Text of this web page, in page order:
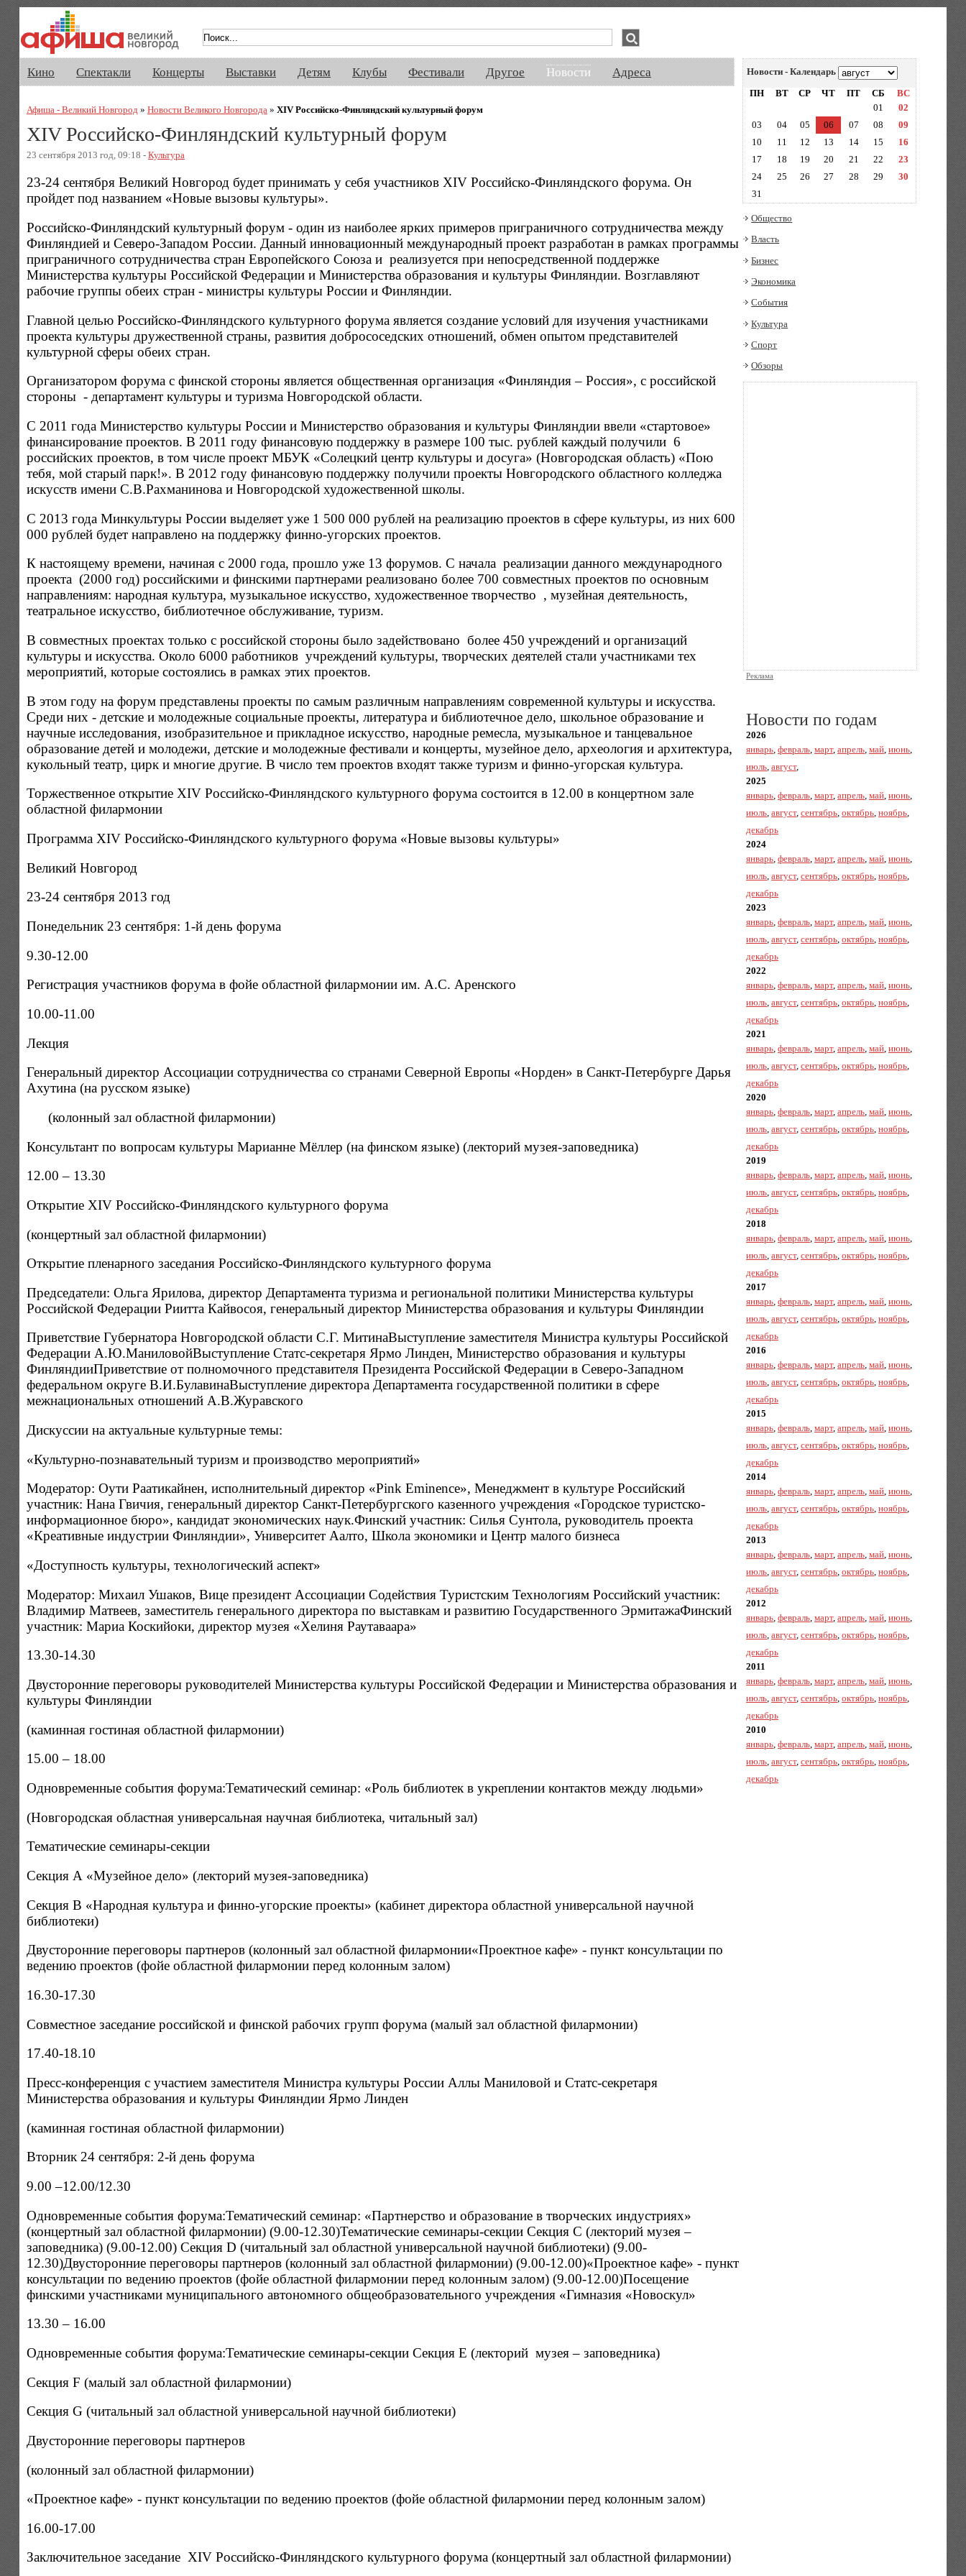
Кино Спектакли Концерты Выставки Детям Клубы Фестивали Другое Новости Адреса
Афиша - Великий Новгород » Новости Великого Новгорода » XIV Российско-Финляндский культурный форум
XIV Российско-Финляндский культурный форум
23 сентября 2013 год, 09:18 - Культура
23-24 сентября Великий Новгород будет принимать у себя участников XIV Российско-Финляндского форума. Он
пройдет под названием «Новые вызовы культуры».
Российско-Финляндский культурный форум - один из наиболее ярких примеров приграничного сотрудничества между
Финляндией и Северо-Западом России. Данный инновационный международный проект разработан в рамках программы
приграничного сотрудничества стран Европейского Союза и реализуется при непосредственной поддержке
Министерства культуры Российской Федерации и Министерства образования и культуры Финляндии. Возглавляют
рабочие группы обеих стран - министры культуры России и Финляндии.
Главной целью Российско-Финляндского культурного форума является создание условий для изучения участниками
проекта культуры дружественной страны, развития добрососедских отношений, обмен опытом представителей
культурной сферы обеих стран.
Организатором форума с финской стороны является общественная организация «Финляндия – Россия», с российской
стороны - департамент культуры и туризма Новгородской области.
С 2011 года Министерство культуры России и Министерство образования и культуры Финляндии ввели «стартовое»
финансирование проектов. В 2011 году финансовую поддержку в размере 100 тыс. рублей каждый получили 6
российских проектов, в том числе проект МБУК «Солецкий центр культуры и досуга» (Новгородская область) «Пою
тебя, мой старый парк!». В 2012 году финансовую поддержку получили проекты Новгородского областного колледжа
искусств имени С.В.Рахманинова и Новгородской художественной школы.
С 2013 года Минкультуры России выделяет уже 1 500 000 рублей на реализацию проектов в сфере культуры, из них 600
000 рублей будет направлено на поддержку финно-угорских проектов.
К настоящему времени, начиная с 2000 года, прошло уже 13 форумов. С начала реализации данного международного
проекта (2000 год) российскими и финскими партнерами реализовано более 700 совместных проектов по основным
направлениям: народная культура, музыкальное искусство, художественное творчество , музейная деятельность,
театральное искусство, библиотечное обслуживание, туризм.
В совместных проектах только с российской стороны было задействовано более 450 учреждений и организаций
культуры и искусства. Около 6000 работников учреждений культуры, творческих деятелей стали участниками тех
мероприятий, которые состоялись в рамках этих проектов.
В этом году на форум представлены проекты по самым различным направлениям современной культуры и искусства.
Среди них - детские и молодежные социальные проекты, литература и библиотечное дело, школьное образование и
научные исследования, изобразительное и прикладное искусство, народные ремесла, музыкальное и танцевальное
образование детей и молодежи, детские и молодежные фестивали и концерты, музейное дело, археология и архитектура,
кукольный театр, цирк и многие другие. В число тем проектов входят также туризм и финно-угорская культура.
Торжественное открытие XIV Российско-Финляндского культурного форума состоится в 12.00 в концертном зале
областной филармонии
Программа XIV Российско-Финляндского культурного форума «Новые вызовы культуры»
Великий Новгород
23-24 сентября 2013 год
Понедельник 23 сентября: 1-й день форума
9.30-12.00
Регистрация участников форума в фойе областной филармонии им. А.С. Аренского
10.00-11.00
Лекция
Генеральный директор Ассоциации сотрудничества со странами Северной Европы «Норден» в Санкт-Петербурге Дарья
Ахутина (на русском языке)
(колонный зал областной филармонии)
Консультант по вопросам культуры Марианне Мёллер (на финском языке) (лекторий музея-заповедника)
12.00 – 13.30
Открытие XIV Российско-Финляндского культурного форума
(концертный зал областной филармонии)
Открытие пленарного заседания Российско-Финляндского культурного форума
Председатели: Ольга Ярилова, директор Департамента туризма и региональной политики Министерства культуры
Российской Федерации Риитта Кайвосоя, генеральный директор Министерства образования и культуры Финляндии
Приветствие Губернатора Новгородской области С.Г. МитинаВыступление заместителя Министра культуры Российской
Федерации А.Ю.МаниловойВыступление Статс-секретаря Ярмо Линден, Министерство образования и культуры
ФинляндииПриветствие от полномочного представителя Президента Российской Федерации в Северо-Западном
федеральном округе В.И.БулавинаВыступление директора Департамента государственной политики в сфере
межнациональных отношений А.В.Журавского
Дискуссии на актуальные культурные темы:
«Культурно-познавательный туризм и производство мероприятий»
Модератор: Оути Раатикайнен, исполнительный директор «Pink Eminence», Менеджмент в культуре Российский
участник: Нана Гвичия, генеральный директор Санкт-Петербургского казенного учреждения «Городское туристско-
информационное бюро», кандидат экономических наук.Финский участник: Силья Сунтола, руководитель проекта
«Креативные индустрии Финляндии», Университет Аалто, Школа экономики и Центр малого бизнеса
«Доступность культуры, технологический аспект»
Модератор: Михаил Ушаков, Вице президент Ассоциации Содействия Туристским Технологиям Российский участник:
Владимир Матвеев, заместитель генерального директора по выставкам и развитию Государственного ЭрмитажаФинский
участник: Мариа Коскийоки, директор музея «Хелиня Раутаваара»
13.30-14.30
Двусторонние переговоры руководителей Министерства культуры Российской Федерации и Министерства образования и
культуры Финляндии
(каминная гостиная областной филармонии)
15.00 – 18.00
Одновременные события форума:Тематический семинар: «Роль библиотек в укреплении контактов между людьми»
(Новгородская областная универсальная научная библиотека, читальный зал)
Тематические семинары-секции
Секция А «Музейное дело» (лекторий музея-заповедника)
Секция В «Народная культура и финно-угорские проекты» (кабинет директора областной универсальной научной
библиотеки)
Двусторонние переговоры партнеров (колонный зал областной филармонии«Проектное кафе» - пункт консультации по
ведению проектов (фойе областной филармонии перед колонным залом)
16.30-17.30
Совместное заседание российской и финской рабочих групп форума (малый зал областной филармонии)
17.40-18.10
Пресс-конференция с участием заместителя Министра культуры России Аллы Маниловой и Статс-секретаря
Министерства образования и культуры Финляндии Ярмо Линден
(каминная гостиная областной филармонии)
Вторник 24 сентября: 2-й день форума
9.00 –12.00/12.30
Одновременные события форума:Тематический семинар: «Партнерство и образование в творческих индустриях»
(концертный зал областной филармонии) (9.00-12.30)Тематические семинары-секции Секция С (лекторий музея –
заповедника) (9.00-12.00) Секция D (читальный зал областной универсальной научной библиотеки) (9.00-
12.30)Двусторонние переговоры партнеров (колонный зал областной филармонии) (9.00-12.00)«Проектное кафе» - пункт
консультации по ведению проектов (фойе областной филармонии перед колонным залом) (9.00-12.00)Посещение
финскими участниками муниципального автономного общеобразовательного учреждения «Гимназия «Новоскул»
13.30 – 16.00
Одновременные события форума:Тематические семинары-секции Секция Е (лекторий музея – заповедника)
Секция F (малый зал областной филармонии)
Секция G (читальный зал областной универсальной научной библиотеки)
Двусторонние переговоры партнеров
(колонный зал областной филармонии)
«Проектное кафе» - пункт консультации по ведению проектов (фойе областной филармонии перед колонным залом)
16.00-17.00
Заключительное заседание XIV Российско-Финляндского культурного форума (концертный зал областной филармонии)
Новости - Календарь
ПН
ВТ СР ЧТ ПТ СБ
ВС
01
02
03
04 05 06 07 08
09
10
11 12 13 14 15
16
17
18 19 20 21 22
23
24
25 26 27 28 29
30
31
Общество
Власть
Бизнес
Экономика
События
Культура
Спорт
Обзоры
Реклама
Новости по годам
2026
январь,февраль,март,апрель,май,июнь,
июль,август,
2025
январь,февраль,март,апрель,май,июнь,
июль,август,сентябрь,октябрь,ноябрь,
декабрь
2024
январь,февраль,март,апрель,май,июнь,
июль,август,сентябрь,октябрь,ноябрь,
декабрь
2023
январь,февраль,март,апрель,май,июнь,
июль,август,сентябрь,октябрь,ноябрь,
декабрь
2022
январь,февраль,март,апрель,май,июнь,
июль,август,сентябрь,октябрь,ноябрь,
декабрь
2021
январь,февраль,март,апрель,май,июнь,
июль,август,сентябрь,октябрь,ноябрь,
декабрь
2020
январь,февраль,март,апрель,май,июнь,
июль,август,сентябрь,октябрь,ноябрь,
декабрь
2019
январь,февраль,март,апрель,май,июнь,
июль,август,сентябрь,октябрь,ноябрь,
декабрь
2018
январь,февраль,март,апрель,май,июнь,
июль,август,сентябрь,октябрь,ноябрь,
декабрь
2017
январь,февраль,март,апрель,май,июнь,
июль,август,сентябрь,октябрь,ноябрь,
декабрь
2016
январь,февраль,март,апрель,май,июнь,
июль,август,сентябрь,октябрь,ноябрь,
декабрь
2015
январь,февраль,март,апрель,май,июнь,
июль,август,сентябрь,октябрь,ноябрь,
декабрь
2014
январь,февраль,март,апрель,май,июнь,
июль,август,сентябрь,октябрь,ноябрь,
декабрь
2013
январь,февраль,март,апрель,май,июнь,
июль,август,сентябрь,октябрь,ноябрь,
декабрь
2012
январь,февраль,март,апрель,май,июнь,
июль,август,сентябрь,октябрь,ноябрь,
декабрь
2011
январь,февраль,март,апрель,май,июнь,
июль,август,сентябрь,октябрь,ноябрь,
декабрь
2010
январь,февраль,март,апрель,май,июнь,
июль,август,сентябрь,октябрь,ноябрь,
декабрь